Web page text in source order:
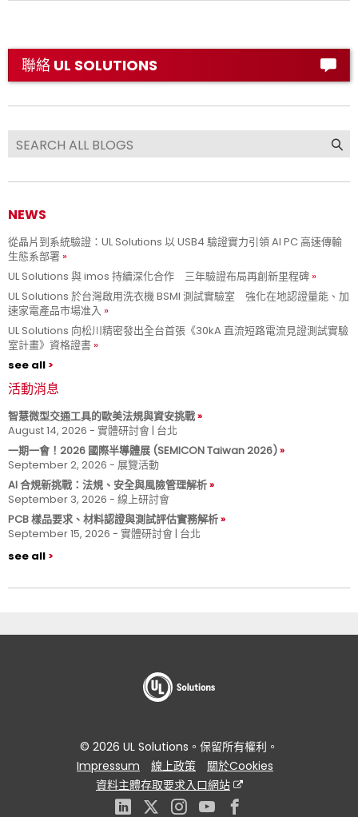
聯絡 UL SOLUTIONS
NEWS
從晶片到系統驗證：UL Solutions 以 USB4 驗證實力引領 AI PC 高速傳輸
生態系部署
UL Solutions 與 imos 持續深化合作 三年驗證布局再創新里程碑
UL Solutions 於台灣啟用洗衣機 BSMI 測試實驗室 強化在地認證量能、加
速家電產品市場准入
UL Solutions 向松川精密發出全台首張《30kA 直流短路電流見證測試實驗
室計畫》資格證書
see all
活動消息
智慧微型交通工具的歐美法規與資安挑戰
August 14, 2026 - 實體研討會 | 台北
一期一會！2026 國際半導體展 (SEMICON Taiwan 2026)
September 2, 2026 - 展覽活動
AI 合規新挑戰：法規、安全與風險管理解析
September 3, 2026 - 線上研討會
PCB 樣品要求、材料認證與測試評估實務解析
September 15, 2026 - 實體研討會 | 台北
see all
© 2026 UL Solutions。保留所有權利。
Impressum
線上政策
關於Cookies
資料主體存取要求入口網站